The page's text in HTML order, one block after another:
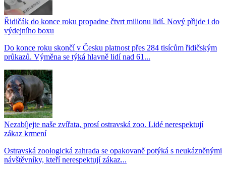
Řidičák do konce roku propadne čtvrt milionu lidí. Nový přijde i do
výdejního boxu
Do konce roku skončí v Česku platnost přes 284 tisícům řidičským
průkazů. Výměna se týká hlavně lidí nad 61...
Nezabíjejte naše zvířata, prosí ostravská zoo. Lidé nerespektují
zákaz krmení
Ostravská zoologická zahrada se opakovaně potýká s neukázněnými
návštěvníky, kteří nerespektují zákaz...